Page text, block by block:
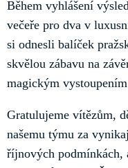
Během vyhlášení
večeře pro dva v
si odnesli balíček
skvělou zábavu na
magickým
Gratulujeme vítězům,
našemu týmu za
říjnových podmínkách,